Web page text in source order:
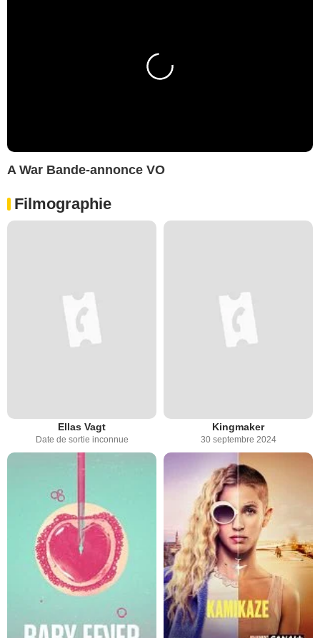
A War Bande-annonce VO
Filmographie
Ellas Vagt
Date de sortie inconnue
Kingmaker
30 septembre 2024